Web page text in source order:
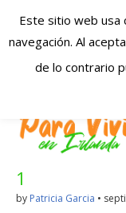
en
1
by Patricia Garcia •
Este sitio web usa
navegación. Al
de lo contrario